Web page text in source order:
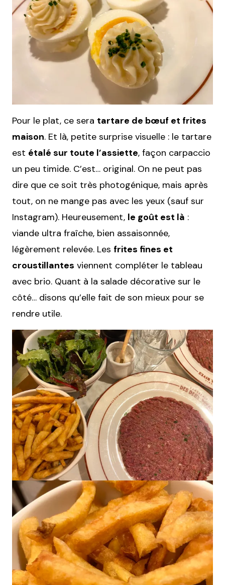
Pour le plat, ce sera tartare de bœuf et frites
maison. Et là, petite surprise visuelle : le tartare
est étalé sur toute l’assiette, façon carpaccio
un peu timide. C’est… original. On ne peut pas
dire que ce soit très photogénique, mais après
tout, on ne mange pas avec les yeux (sauf sur
Instagram). Heureusement, le goût est là :
viande ultra fraîche, bien assaisonnée,
légèrement relevée. Les frites fines et
croustillantes viennent compléter le tableau
avec brio. Quant à la salade décorative sur le
côté… disons qu’elle fait de son mieux pour se
rendre utile.